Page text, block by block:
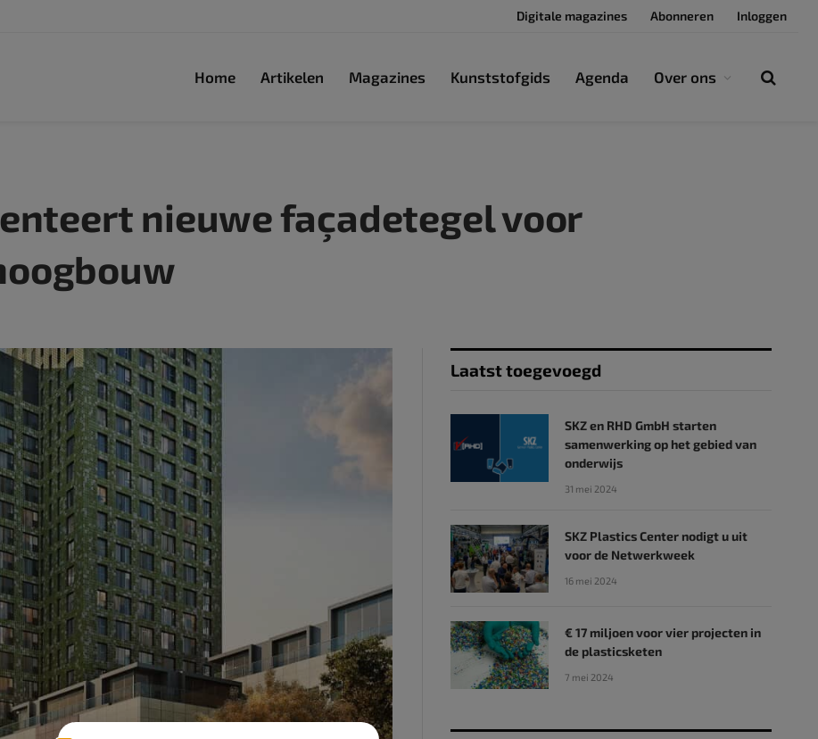
Digitale magazines Abonneren Inloggen
Home Artikelen Magazines Kunststofgids Agenda Over ons
nieuwe façadetegel voor
Laatst toegevoegd
SKZ en RHD GmbH starten
samenwerking op het gebied van
onderwijs
31 mei 2024
SKZ Plastics Center nodigt u uit
voor de Netwerkweek
16 mei 2024
€ 17 miljoen voor vier projecten in
de plasticsketen
7 mei 2024